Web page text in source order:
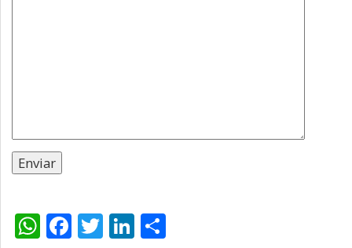
WhatsApp
Facebook
TwitterLinkedIn